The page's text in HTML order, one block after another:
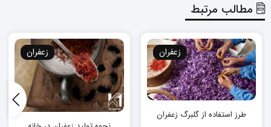
مطالب مرتبط
زعفران
طرز استفاده از گلبرگ زعفران
زعفران